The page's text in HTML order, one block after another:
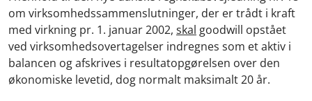
om virksomhedssammenslutninger, der er trådt i kraft
med virkning pr. 1. januar 2002, skal goodwill opstået
ved virksomhedsovertagelser indregnes som et aktiv i
balancen og afskrives i resultatopgørelsen over den
økonomiske levetid, dog normalt maksimalt 20 år.